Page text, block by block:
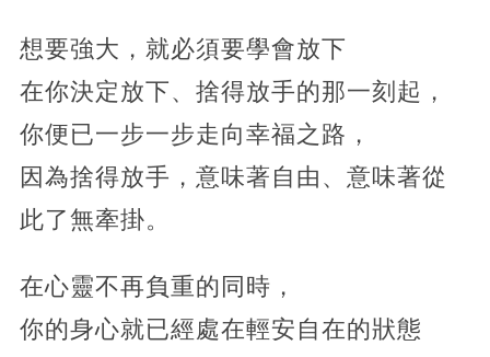
想要強大，就必須要學會放下
在你決定放下、捨得放手的那一刻起，
你便已一步一步走向幸福之路，
因為捨得放手，意味著自由、意味著從
此了無牽掛。
在心靈不再負重的同時，
你的身心就已經處在輕安自在的狀態